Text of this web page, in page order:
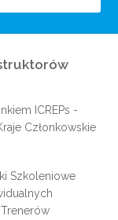
ICREPs -
Członkowskie
Szkoleniowe